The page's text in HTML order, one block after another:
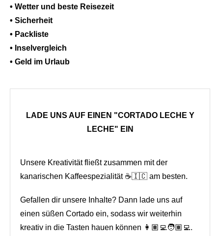
• Wetter und beste Reisezeit
• Sicherheit
• Packliste
• Inselvergleich
• Geld im Urlaub
LADE UNS AUF EINEN "CORTADO LECHE Y
LECHE" EIN
Unsere Kreativität fließt zusammen mit der
kanarischen Kaffeespezialität ☕🇮🇨 am besten.
Gefallen dir unsere Inhalte? Dann lade uns auf
einen süßen Cortado ein, sodass wir weiterhin
kreativ in die Tasten hauen können 👩🏽‍💻🧑🏽‍💻.